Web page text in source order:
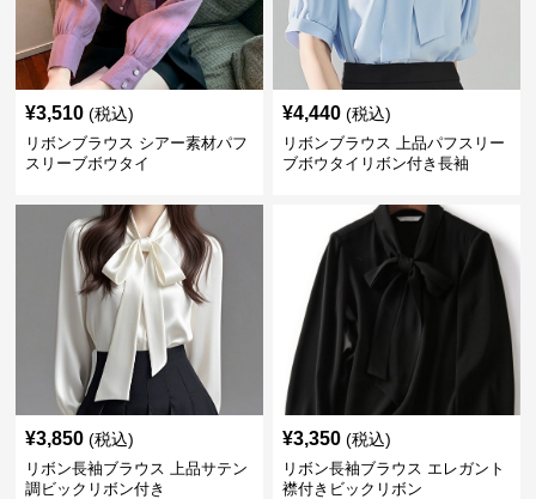
¥3,510 (税込)
リボンブラウス シアー素材パフ
スリーブボウタイ
¥4,440 (税込)
リボンブラウス 上品パフスリー
ブボウタイリボン付き長袖
¥3,850 (税込)
リボン長袖ブラウス 上品サテン
調ビックリボン付き
¥3,350 (税込)
リボン長袖ブラウス エレガント
襟付きビックリボン